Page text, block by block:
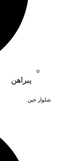
پیراهن
شلوار جین